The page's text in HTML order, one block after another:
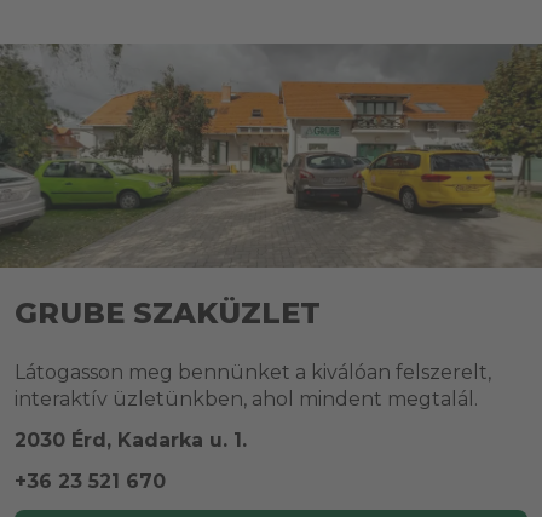
GRUBE SZAKÜZLET
Látogasson meg bennünket a kiválóan felszerelt,
interaktív üzletünkben, ahol mindent megtalál.
2030 Érd, Kadarka u. 1.
+36 23 521 670